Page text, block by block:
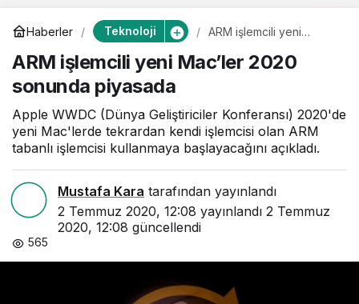
Haberler Teknoloji
ARM işlemcili yeni
piyasada
ARM işlemcili yeni Mac’ler 2020
sonunda piyasada
Apple WWDC (Dünya Geliştiriciler Konferansı) 2020'de
yeni Mac'lerde tekrardan kendi işlemcisi olan ARM
tabanlı işlemcisi kullanmaya başlayacağını açıkladı.
Mustafa Kara tarafından yayınlandı
2 Temmuz 2020, 12:08 yayınlandı 2 Temmuz
2020, 12:08 güncellendi
565